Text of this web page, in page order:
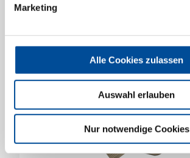
Marketing
Alle Cookies zulassen
Auswahl erlauben
Nur notwendige Cookies